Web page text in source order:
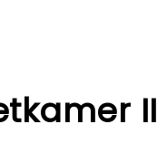
II